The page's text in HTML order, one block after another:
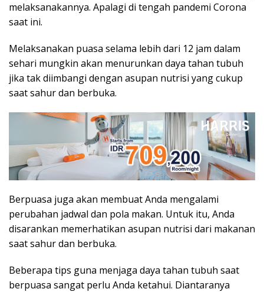
melaksanakannya. Apalagi di tengah pandemi Corona
saat ini.
Melaksanakan puasa selama lebih dari 12 jam dalam
sehari mungkin akan menurunkan daya tahan tubuh
jika tak diimbangi dengan asupan nutrisi yang cukup
saat sahur dan berbuka.
Berpuasa juga akan membuat Anda mengalami
perubahan jadwal dan pola makan. Untuk itu, Anda
disarankan memerhatikan asupan nutrisi dari makanan
saat sahur dan berbuka.
Beberapa tips guna menjaga daya tahan tubuh saat
berpuasa sangat perlu Anda ketahui. Diantaranya